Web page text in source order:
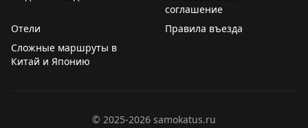
соглашение
Отели
Правила въезда
Сложные маршруты в
Китай и Японию
© 2025-2026 samokatus.ru